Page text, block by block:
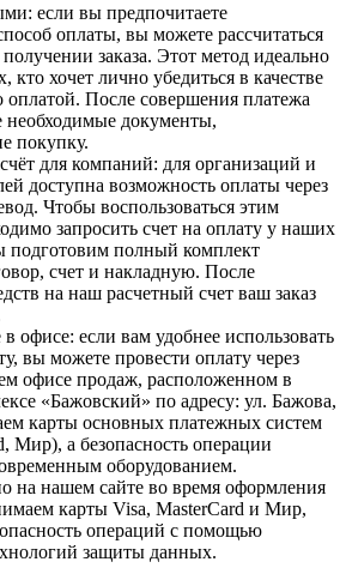
: если вы предпочитаете
оплаты, вы можете рассчитаться
заказа. Этот метод идеально
кто хочет лично убедиться в качестве
оплатой. После совершения платежа
необходимые документы,
покупку.
для компаний: для организаций и
доступна возможность оплаты через
Чтобы воспользоваться этим
запросить счет на оплату у наших
полный комплект
счет и накладную. После
на наш расчетный счет ваш заказ
в офисе: если вам удобнее использовать
вы можете провести оплату через
офисе продаж, расположенном в
«Бажовский» по адресу: ул. Бажова,
карты основных платежных систем
Мир), а безопасность операции
оборудованием.
на нашем сайте во время оформления
карты Visa, MasterCard и Мир,
операций с помощью
защиты данных.